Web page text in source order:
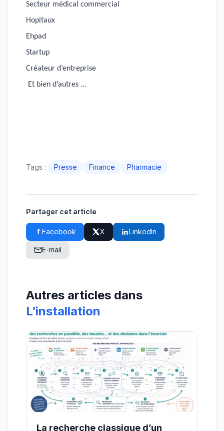
Secteur médical commercial
Hopitaux
Ehpad
Startup
Créateur d’entreprise
Et bien d’autres …
Tags : Presse Finance Pharmacie
Partager cet article
Facebook X LinkedIn
E-mail
Autres articles dans
L’installation
La recherche classique d’un